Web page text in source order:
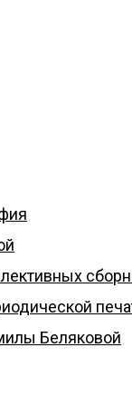
Беляковой